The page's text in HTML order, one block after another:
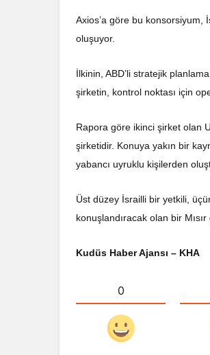
Axios’a göre bu konsorsiyum,
oluşuyor.
İlkinin, ABD’li stratejik
şirketin, kontrol noktası için
Rapora göre ikinci şirket olan
şirketidir. Konuya yakın bir
yabancı uyruklu kişilerden
Üst düzey İsrailli bir yetkili,
konuşlandıracak olan bir
Kudüs Haber Ajansı – KHA
0